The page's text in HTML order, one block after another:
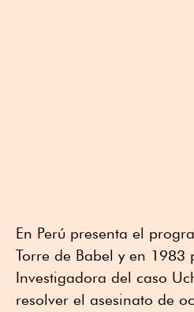
En Perú presenta el
Torre de Babel y en 1983
Investigadora del caso
resolver el asesinato de